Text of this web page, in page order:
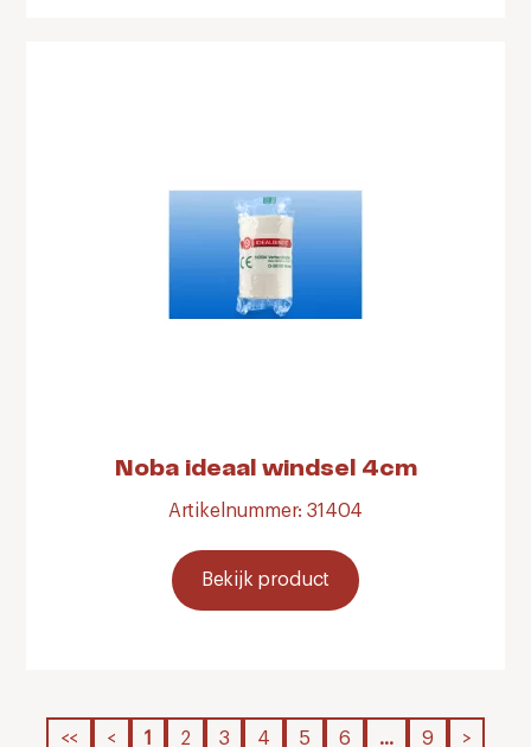
Noba ideaal windsel 4cm
Artikelnummer: 31404
Bekijk product
<< < 1 2 3 4 5 6 … 9 >